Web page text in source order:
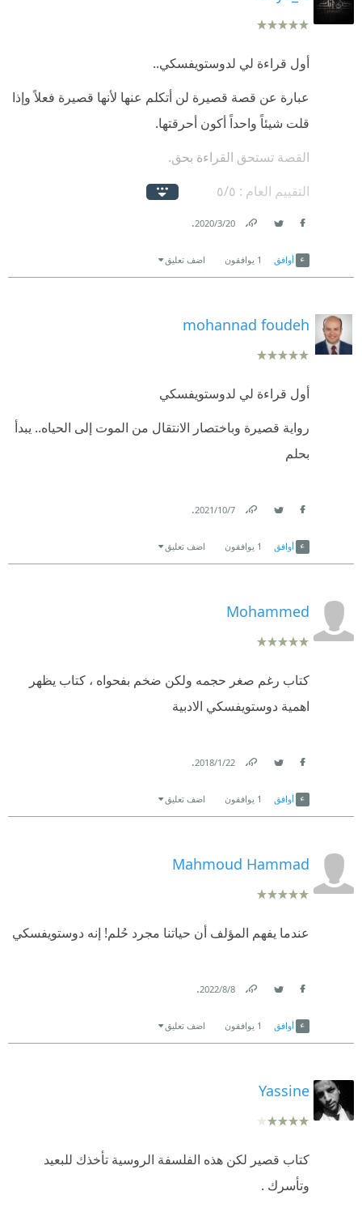
أول قراءة لي لدوستويفسكي..
عبارة عن قصة قصيرة لن أتكلم عنها لأنها قصيرة فعلاً وإذا
قلت شيئاً واحداً أكون أحرقتها.
القصة تستحق القراءة بحق.
التقييم العام : ٥/٥
20‏/3‏/2020
.
أوافق 1 يوافقون اضف تعليق
mohannad foudeh
أول قراءة لي لدوستويفسكي
رواية قصيرة وباختصار الانتقال من الموت إلى الحياه.. يبدأ
بحلم
7‏/10‏/2021
.
أوافق 1 يوافقون اضف تعليق
Mohammed
كتاب رغم صغر حجمه ولكن ضخم بفحواه ، كتاب يظهر
اهمية دوستويفسكي الادبية
22‏/1‏/2018
.
أوافق 1 يوافقون اضف تعليق
Mahmoud Hammad
عندما يفهم المؤلف أن حياتنا مجرد حُلم! إنه دوستويفسكي
8‏/8‏/2022
.
أوافق 1 يوافقون اضف تعليق
Yassine
كتاب قصير لكن هذه الفلسفة الروسية تأخذك للبعيد
وتأسرك .